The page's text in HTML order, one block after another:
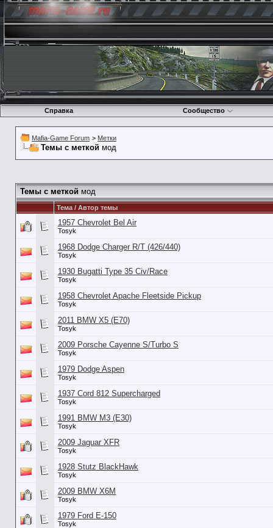
Справка Сообщество
Mafia-Game Forum > Метки
Темы с меткой мод
Темы с меткой мод
Тема / Автор темы
1957 Chevrolet Bel Air
Tosyk
1968 Dodge Charger R/T (426/440)
Tosyk
1930 Bugatti Type 35 Civ/Race
Tosyk
1958 Chevrolet Apache Fleetside Pickup
Tosyk
2011 BMW X5 (E70)
Tosyk
2009 Porsche Cayenne S/Turbo S
Tosyk
1979 Dodge Aspen
Tosyk
1937 Cord 812 Supercharged
Tosyk
1991 BMW M3 (E30)
Tosyk
2009 Jaguar XFR
Tosyk
1928 Stutz BlackHawk
Tosyk
2009 BMW X6M
Tosyk
1979 Ford E-150
Tosyk